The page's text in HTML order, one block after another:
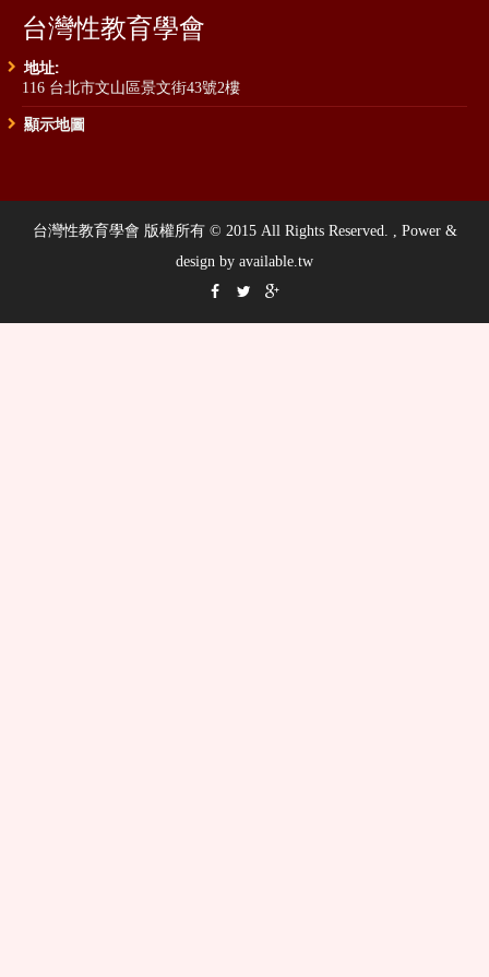
台灣性教育學會
地址:
116 台北市文山區景文街43號2樓
顯示地圖
台灣性教育學會 版權所有 © 2015 All Rights Reserved. , Power &
design by available.tw
  